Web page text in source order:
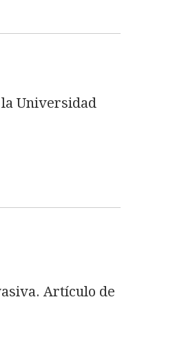
Universidad
Artículo de